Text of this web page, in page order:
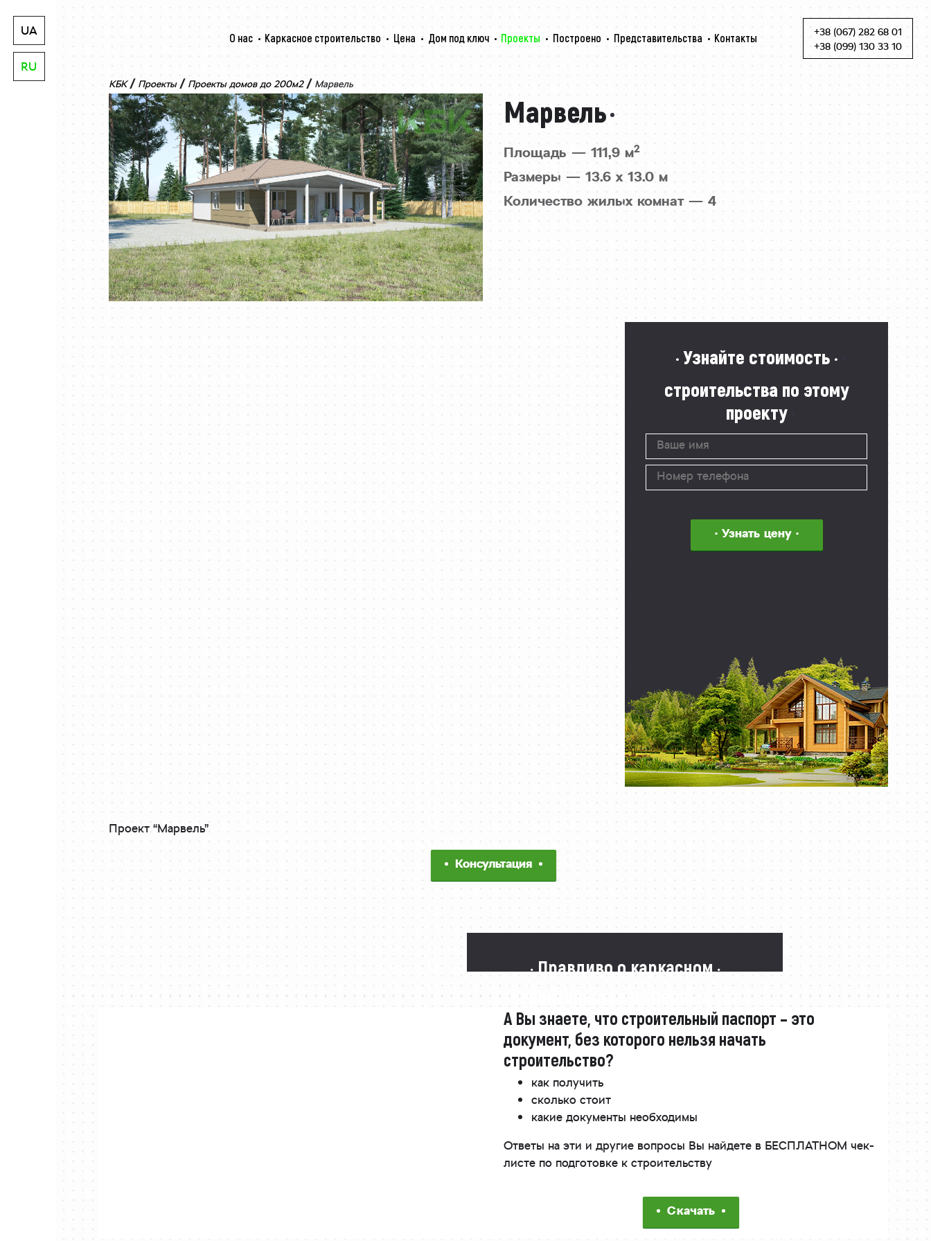
UA
RU
О нас Каркасное строительство Цена Дом под ключ Проекты Построено Представительства Контакты Skip to content
+38 (067) 282 68 01
+38 (099) 130 33 10
КБК / Проекты / Проекты домов до 200м2 / Марвель
Марвель
Площадь — 111,9 м2
Размеры — 13.6 x 13.0 м
Количество жилых комнат — 4
· Узнайте стоимость ·
строительства по этому
проекту
Проект “Марвель”
Консультация
· Правдиво о каркасном ·
А Вы знаете, что строительный паспорт – это
документ, без которого нельзя начать
строительство?
как получить
сколько стоит
какие документы необходимы
Ответы на эти и другие вопросы Вы найдете в БЕСПЛАТНОМ чек-
листе по подготовке к строительству
Скачать